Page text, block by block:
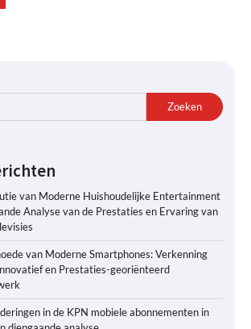
Zoeken
van Moderne Huishoudelijke Entertainment
Analyse van de Prestaties en Ervaring van
van Moderne Smartphones: Verkenning
en Prestaties-georiënteerd
in de KPN mobiele abonnementen in